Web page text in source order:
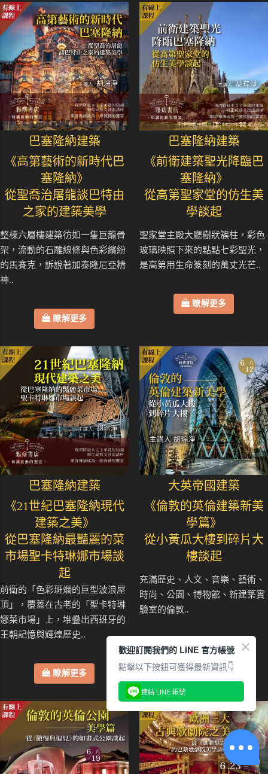
巴塞隆納建築
《高第藝術的新時代巴
塞隆納》
從聖喬治屠龍談巴特由
之家的建築美學
整棟六層樓建築彷如一隻巨龍骨
架，流動的石雕線條與色彩繽紛
的馬賽克，訴說著加泰隆尼亞精
神..
瞭解更多
巴塞隆納建築
《前衛建築聖光降臨巴
塞隆納》
從高第聖家堂的仿生美
學談起
聖家堂主殿大廳樹狀簇柱，彩色
玻璃映照下來的點點七彩聖光，
是高第用生命篆刻的萬丈光芒..
瞭解更多
巴塞隆納建築
《21世紀巴塞隆納現代
建築之美》
從巴塞隆納最豔麗的菜
市場聖卡特琳娜市場談
起
前衛的「色彩斑斕的巨型波浪屋
頂」，覆蓋在古老的「聖卡特琳
娜菜市場」上，堆疊出西班牙的
王朝記憶與輝煌歷史..
瞭解更多
大英帝國建築
《倫敦的英倫建築新美
學篇》
從小黃瓜大樓到碎片大
樓談起
充滿歷史、人文、音樂、藝術、
時尚、公園、博物館、新建築實
驗室的倫敦..
瞭解更多
歡迎訂閱我們的 LINE 官方帳號
點擊以下按鈕可獲得最新資訊👇
連結 LINE 帳號